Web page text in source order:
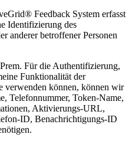
Feedback System erfasst
Identifizierung des
anderer betroffener Personen
Für die Authentifizierung,
Funktionalität der
verwenden können, können wir
Telefonnummer, Token-Name,
Aktivierungs-URL,
ID, Benachrichtigungs-ID